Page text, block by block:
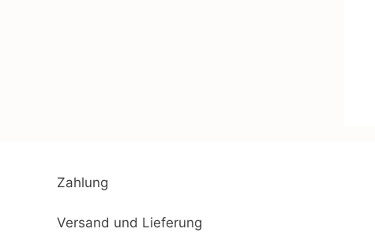
Zahlung
Versand und Lieferung